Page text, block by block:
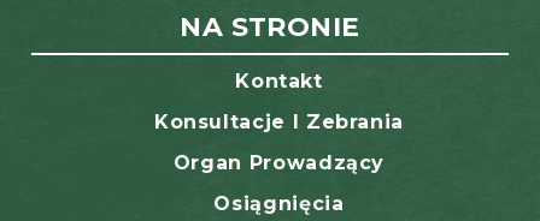
NA STRONIE
Kontakt
Konsultacje I Zebrania
Organ Prowadzący
Osiągnięcia